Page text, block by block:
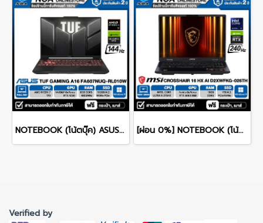
NOTEBOOK (โน้ตบุ๊ค) ASUS TUF GAMING A16 FA607NUQ-RL010W 16" FHD+ 144Hz/RYZEN 7 170/RAM 8GB/SSD 512GB/RTX4050 รับประกันซ่อมฟรีถึงบ้าน 2ปี [ผ่อน 0%] NOTEBOOK (โน้ตบุ๊ก) MSI CROSSHAIR 16 HX AI D2XWFKG-026TH 16" QHD+ 240Hz/CORE ULTRA 9 275HX/RAM 16GB/SSD 1B/RTX 5060/WINDOWS /11+OFFICE รับประกันศูนย์ไทย 2ปี
Verified by